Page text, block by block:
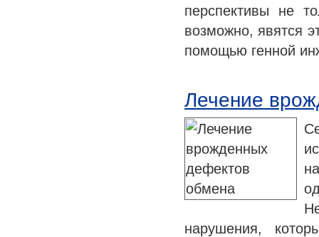
перспективы не
возможно, явятся
помощью генной
Лечение
нарушения,